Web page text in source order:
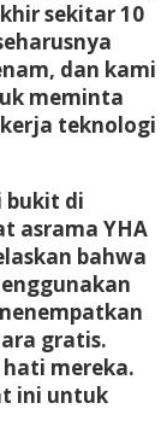
sekitar 10
dan kami
meminta
teknologi
bukit di
asrama YHA
bahwa
gratis.
mereka.
ini untuk